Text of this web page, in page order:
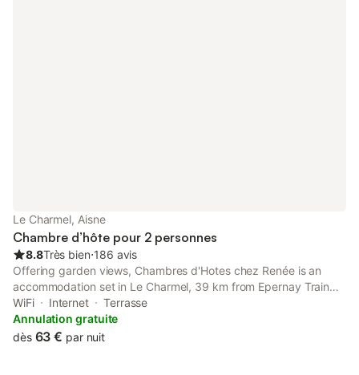
Le Charmel, Aisne
Chambre d’hôte pour 2 personnes
8.8Très bien⋅186 avis
Offering garden views, Chambres d'Hotes chez Renée is an
accommodation set in Le Charmel, 39 km from Epernay Train
Station and 47 km from Pierre Schneiter Garden. It is situated
47 km from Parc de la Patte d'Oie and provides a housekeeping
service.
WiFi Internet
Terrasse
Annulation gratuite
dès 63 € par nuit